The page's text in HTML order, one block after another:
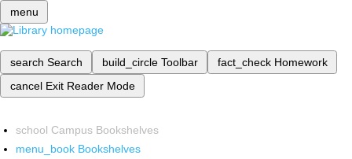
menu
search Search build_circle Toolbar fact_check Homework
cancel Exit Reader Mode
school Campus Bookshelves
menu_book Bookshelves